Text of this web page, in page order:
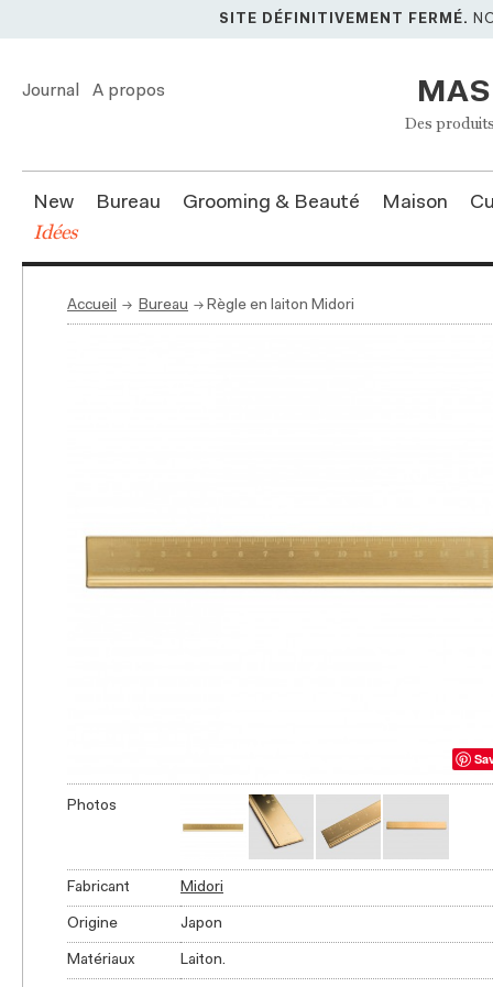
SITE DÉFINITIVEMENT FERMÉ.
Journal A propos
Des
New Bureau Grooming & Beauté Maison
Idées
Accueil → Bureau → Règle en laiton Midori
Photos
Fabricant Midori
Origine Japon
Matériaux Laiton.